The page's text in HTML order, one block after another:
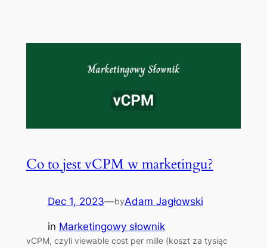
Co to jest vCPM w marketingu?
Dec 1, 2023—byAdam Jagłowski
in Marketingowy słownik
vCPM, czyli viewable cost per mille (koszt za tysiąc